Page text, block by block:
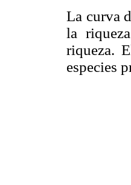
La curva
la
riqueza.
especies